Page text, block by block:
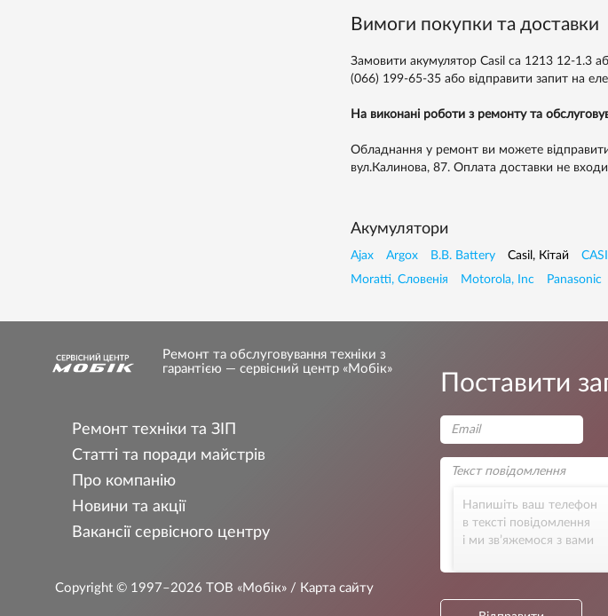
Вимоги покупки та доставки
Замовити акумулятор Casil са 1213 12-1.3
(066) 199-65-35або відправити запит на
На виконані роботи з ремонту та
Обладнання у ремонт ви можете
вул.Калинова, 87. Оплата доставки не
Акумулятори
Ajax Argox B.B. Battery Casil, Кiтай
Moratti, Словенія
Motorola, Inc Panasonic
Ремонт та обслуговування техніки з
гарантією — сервісний центр «Мобік»
Ремонт техніки та ЗІП
Статті та поради майстрів
Про компанію
Новини та акції
Вакансії сервісного центру
Copyright © 1997–2026 ТОВ «Мобік» / Карта сайту
Поставити
Напишіть ваш телефон
в тексті повідомлення
і ми зв’яжемося з вами